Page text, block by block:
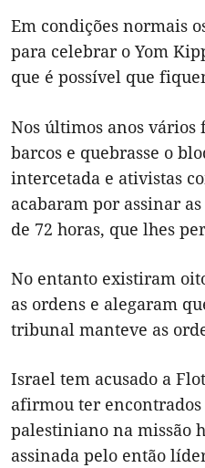
Em condições normais
para celebrar o Yom
que é possível que
Nos últimos anos vários
barcos e quebrasse o
intercetada e ativistas
acabaram por assinar
de 72 horas, que lhes
No entanto existiram
as ordens e alegaram
tribunal manteve as
Israel tem acusado a
afirmou ter
palestiniano na missão
assinada pelo então